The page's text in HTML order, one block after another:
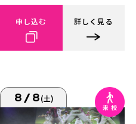
申し込む 詳しく見る
8/8(土)